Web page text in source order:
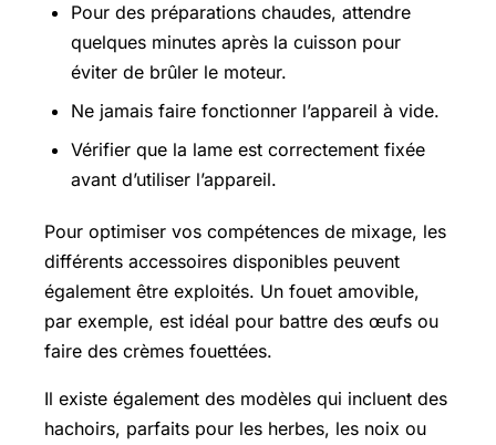
Pour des préparations chaudes, attendre
quelques minutes après la cuisson pour
éviter de brûler le moteur.
Ne jamais faire fonctionner l’appareil à vide.
Vérifier que la lame est correctement fixée
avant d’utiliser l’appareil.
Pour optimiser vos compétences de mixage, les
différents accessoires disponibles peuvent
également être exploités. Un fouet amovible,
par exemple, est idéal pour battre des œufs ou
faire des crèmes fouettées.
Il existe également des modèles qui incluent des
hachoirs, parfaits pour les herbes, les noix ou